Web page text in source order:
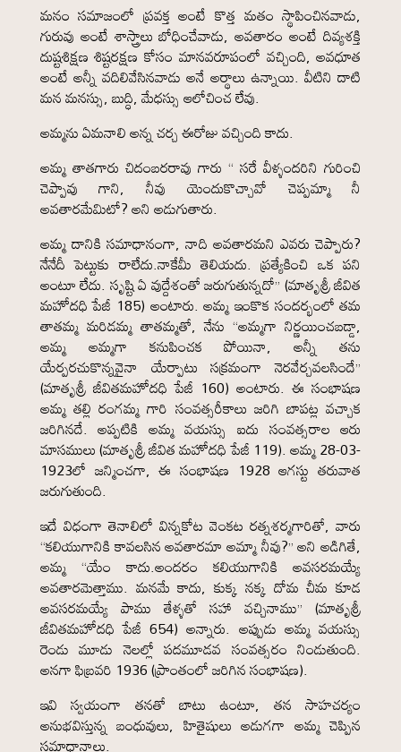
మనం సమాజంలో ప్రవక్త అంటే కొత్త మతం స్థాపించినవాడు,
గురువు అంటే శాస్త్రాలు బోధించేవాడు, అవతారం అంటే దివ్యశక్తి
దుష్టశిక్షణ శిష్టరక్షణ కోసం మానవరూపంలో వచ్చింది, అవధూత
అంటే అన్నీ వదిలివేసినవాడు అనే అర్థాలు ఉన్నాయి. వీటిని దాటి
మన మనస్సు, బుద్ధి, మేధస్సు ఆలోచించ లేవు.
అమ్మను ఏమనాలి అన్న చర్చ ఈరోజు వచ్చింది కాదు.
అమ్మ తాతగారు చిదంబరరావు గారు “ సరే వీళ్ళందరిని గురించి
చెప్పావు గాని, నీవు యెందుకొచ్చావో చెప్పమ్మా నీ
అవతారమేమిటో? అని అడుగుతారు.
అమ్మ దానికి సమాధానంగా, నాది అవతారమని ఎవరు చెప్పారు?
నేనేదీ పెట్టుకు రాలేదు.నాకేమీ తెలియదు. ప్రత్యేకించి ఒక పని
అంటూ లేదు. సృష్టి ఏ వుద్దేశంతో జరుగుతున్నదో” (మాతృశ్రీ జీవిత
మహోదధి పేజీ 185) అంటారు. అమ్మ ఇంకొక సందర్భంలో తమ
తాతమ్మ మరిడమ్మ తాతమ్మతో, నేను “అమ్మగా నిర్ణయించబడ్డా,
అమ్మ అమ్మగా కనుపించక పోయినా, అన్నీ తను
యేర్పరచుకొన్నవైనా యేర్పాటు సక్రమంగా నెరవేర్చవలసిందే”
(మాతృశ్రీ జీవితమహోదధి పేజీ 160) అంటారు. ఈ సంభాషణ
అమ్మ తల్లి రంగమ్మ గారి సంవత్సరీకాలు జరిగి బాపట్ల వచ్చాక
జరిగినదే. అప్పటికి అమ్మ వయస్సు ఐదు సంవత్సరాల ఆరు
మాసములు (మాతృశ్రీ జీవిత మహోదధి పేజీ 119). అమ్మ 28-03-
1923లో జన్మించగా, ఈ సంభాషణ 1928 ఆగస్టు తరువాత
జరుగుతుంది.
ఇదే విధంగా తెనాలిలో విన్నకోట వెంకట రత్నశర్మగారితో, వారు
“కలియుగానికి కావలసిన అవతారమా అమ్మా నీవు?” అని అడిగితే,
అమ్మ “యేం కాదు.అందరం కలియుగానికి అవసరమయ్యే
అవతారమెత్తాము. మనమే కాదు, కుక్క నక్క దోమ చీమ కూడ
అవసరమయ్యే పాము తేళ్ళతో సహా వచ్చినాము” (మాతృశ్రీ
జీవితమహోదధి పేజీ 654) అన్నారు. అప్పుడు అమ్మ వయస్సు
రెండు మూడు నెలల్లో పదమూడవ సంవత్సరం నిండుతుంది.
అనగా ఫిబ్రవరి 1936 (ప్రాంతంలో జరిగిన సంభాషణ).
ఇవి స్వయంగా తనతో బాటు ఉంటూ, తన సాహచర్యం
అనుభవిస్తున్న బంధువులు, హితైషులు అడుగగా అమ్మ చెప్పిన
సమాధానాలు.